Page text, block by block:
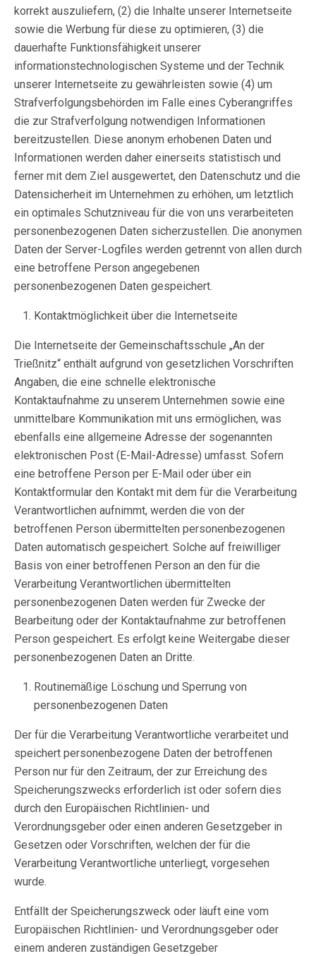
korrekt auszuliefern, (2) die Inhalte unserer Internetseite
sowie die Werbung für diese zu optimieren, (3) die
dauerhafte Funktionsfähigkeit unserer
informationstechnologischen Systeme und der Technik
unserer Internetseite zu gewährleisten sowie (4) um
Strafverfolgungsbehörden im Falle eines Cyberangriffes
die zur Strafverfolgung notwendigen Informationen
bereitzustellen. Diese anonym erhobenen Daten und
Informationen werden daher einerseits statistisch und
ferner mit dem Ziel ausgewertet, den Datenschutz und die
Datensicherheit im Unternehmen zu erhöhen, um letztlich
ein optimales Schutzniveau für die von uns verarbeiteten
personenbezogenen Daten sicherzustellen. Die anonymen
Daten der Server-Logfiles werden getrennt von allen durch
eine betroffene Person angegebenen
personenbezogenen Daten gespeichert.
Kontaktmöglichkeit über die Internetseite
Die Internetseite der Gemeinschaftsschule „An der
Trießnitz“ enthält aufgrund von gesetzlichen Vorschriften
Angaben, die eine schnelle elektronische
Kontaktaufnahme zu unserem Unternehmen sowie eine
unmittelbare Kommunikation mit uns ermöglichen, was
ebenfalls eine allgemeine Adresse der sogenannten
elektronischen Post (E-Mail-Adresse) umfasst. Sofern
eine betroffene Person per E-Mail oder über ein
Kontaktformular den Kontakt mit dem für die Verarbeitung
Verantwortlichen aufnimmt, werden die von der
betroffenen Person übermittelten personenbezogenen
Daten automatisch gespeichert. Solche auf freiwilliger
Basis von einer betroffenen Person an den für die
Verarbeitung Verantwortlichen übermittelten
personenbezogenen Daten werden für Zwecke der
Bearbeitung oder der Kontaktaufnahme zur betroffenen
Person gespeichert. Es erfolgt keine Weitergabe dieser
personenbezogenen Daten an Dritte.
Routinemäßige Löschung und Sperrung von
personenbezogenen Daten
Der für die Verarbeitung Verantwortliche verarbeitet und
speichert personenbezogene Daten der betroffenen
Person nur für den Zeitraum, der zur Erreichung des
Speicherungszwecks erforderlich ist oder sofern dies
durch den Europäischen Richtlinien- und
Verordnungsgeber oder einen anderen Gesetzgeber in
Gesetzen oder Vorschriften, welchen der für die
Verarbeitung Verantwortliche unterliegt, vorgesehen
wurde.
Entfällt der Speicherungszweck oder läuft eine vom
Europäischen Richtlinien- und Verordnungsgeber oder
einem anderen zuständigen Gesetzgeber